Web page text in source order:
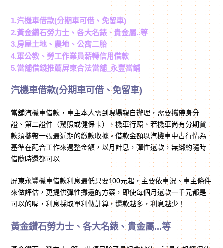
1.汽機車借款(分期車可借、免留車)
2.黃金鑽石勞力士、各大名錶、貴金屬..等
3.房屋土地、農地、公寓二胎
4.軍公教、勞工作業員薪轉信用借款
5.當舖借錢推薦屏東合法當舖_永豐當鋪
汽機車借款(分期車可借、免留車)
當舖汽機車借款，車主本人需到現場親自辦理，需要攜帶身分
證、第二證件（駕照或健保卡）、機車行照、若機車尚有分期貸
款須攜帶一張最近期的繳款收據。借款金額以汽機車中古行情為
基準在配合工作來週整金額，以月計息，彈性還款，無綁約隨時
借隨時還都可以
屏東永豐機車借款利息最低只要100元起，主要依車況、車主條件
來做評估，更提供彈性攤還的方案，即使每個月還款一千元都是
可以的喔，利息採取單利做計算，還款越多，利息越少！
黃金鑽石勞力士、各大名錶、貴金屬...等